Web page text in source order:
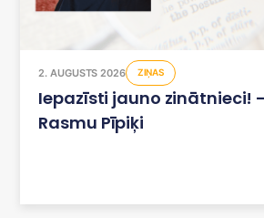
2. AUGUSTS 2026 ZIŅAS
Iepazīsti jauno zinātnieci!
Rasmu Pīpiķi